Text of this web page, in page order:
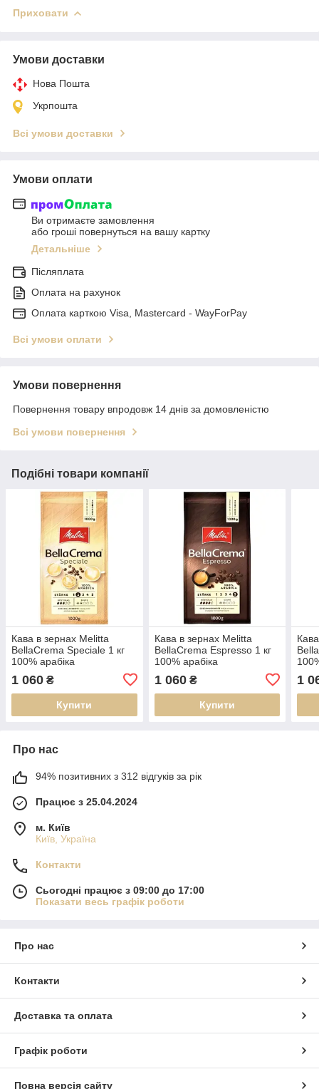
Приховати
Умови доставки
Нова Пошта
Укрпошта
Всі умови доставки
Умови оплати
Ви отримаєте замовлення
або гроші повернуться на вашу картку
Детальніше
Післяплата
Оплата на рахунок
Оплата карткою Visa, Mastercard - WayForPay
Всі умови оплати
Умови повернення
Повернення товару впродовж 14 днів за домовленістю
Всі умови повернення
Подібні товари компанії
Кава в зернах Melitta
BellaCrema Speciale 1 кг
100% арабіка
1 060 ₴
Купити
Кава в зернах Melitta
BellaCrema Espresso 1 кг
100% арабіка
1 060₴
Купити
1
Про нас
94% позитивних з 312 відгуків за рік
Працює з 25.04.2024
м. Київ
Київ, Україна
Контакти
Сьогодні працює з 09:00 до 17:00
Показати весь графік роботи
Про нас
Контакти
Доставка та оплата
Графік роботи
Повна версія сайту